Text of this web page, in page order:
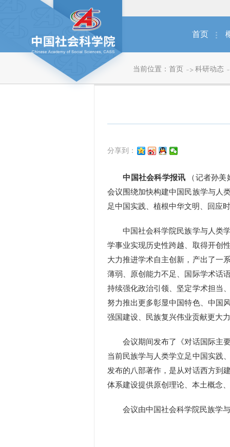
首页
当前位置： 首页 科研动态
分享到：
中国社会科学报讯 （记者孙
会议围绕加快构建中国民族学与人
足中国实践、植根中华文明、回应
中国社会科学院民族学与人类学
学事业实现历史性跨越、取得开创
大力推进学术自主创新，产出了一
薄弱、原创能力不足、国际学术话
持续强化政治引领、坚定学术担当
努力推出更多彰显中国特色、中国
强国建设、民族复兴伟业贡献更大
会议期间发布了《对话国际主要
当前民族学与人类学立足中国实践
发布的八部著作，是从对话西方到
体系建设提供原创理论、本土概念
会议由中国社会科学院民族学与